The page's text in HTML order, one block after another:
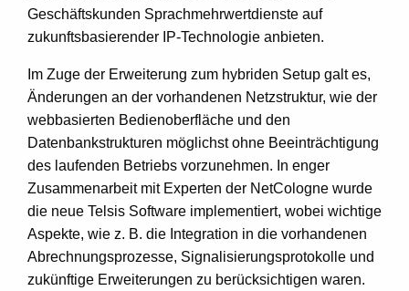
Geschäftskunden Sprachmehrwertdienste auf
zukunftsbasierender IP-Technologie anbieten.
Im Zuge der Erweiterung zum hybriden Setup galt es,
Änderungen an der vorhandenen Netzstruktur, wie der
webbasierten Bedienoberfläche und den
Datenbankstrukturen möglichst ohne Beeinträchtigung
des laufenden Betriebs vorzunehmen. In enger
Zusammenarbeit mit Experten der NetCologne wurde
die neue Telsis Software implementiert, wobei wichtige
Aspekte, wie z. B. die Integration in die vorhandenen
Abrechnungsprozesse, Signalisierungsprotokolle und
zukünftige Erweiterungen zu berücksichtigen waren.